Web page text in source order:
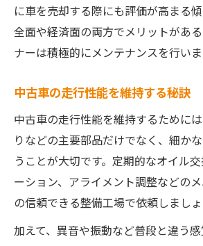
に車を売却する際にも評価が高まる
全面や経済面の両方でメリットがあ
ナーは積極的にメンテナンスを行いま
中古車の走行性能を維持する秘訣
中古車の走行性能を維持するために
りなどの主要部品だけでなく、細か
うことが大切です。定期的なオイル
ーション、アライメント調整などの
の信頼できる整備工場で依頼しましょ
加えて、異音や振動など普段と違う